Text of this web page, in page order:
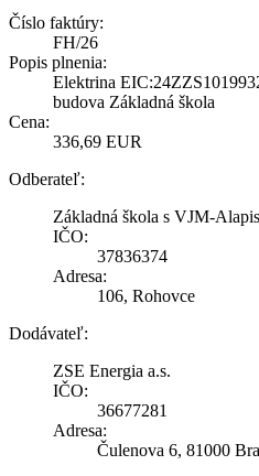
Číslo faktúry:
FH/26
Popis plnenia:
Elektrina
budova Základná škola
Cena:
336,69 EUR
Odberateľ:
Základná škola s VJM-
IČO:
37836374
Adresa:
106, Rohovce
Dodávateľ:
ZSE Energia a.s.
IČO:
36677281
Adresa:
Čulenova 6, 81000